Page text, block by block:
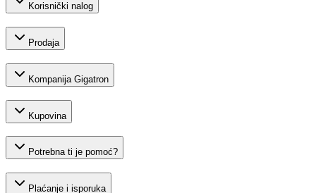
Korisnički nalog
Prodaja
Kompanija Gigatron
Kupovina
Potrebna ti je pomoć?
Plaćanje i isporuka